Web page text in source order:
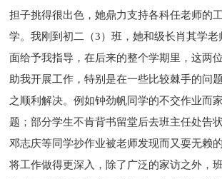
担子挑得很出色，她鼎力支持各科任老师的
学。我刚到初二（3）班，她和级长肖其学
面给予我指导，在后来的整个学期里，这两
助我开展工作，特别是在一些比较棘手的问
之顺利解决。例如钟劲帆同学的不交作业而
题；部分学生不肯背书留堂后去班主任处告
邓志庆等同学抄作业被老师发现而又耍无赖
将工作做得更深入，除了广泛的家访之外，